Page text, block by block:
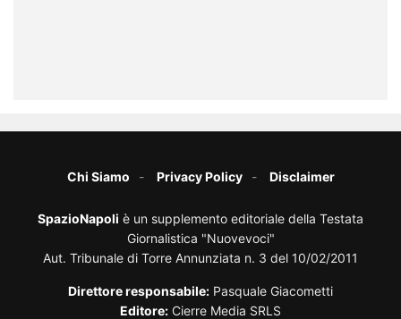
Chi Siamo Privacy Policy Disclaimer
SpazioNapoli è un supplemento editoriale della Testata
Giornalistica "Nuovevoci"
Aut. Tribunale di Torre Annunziata n. 3 del 10/02/2011
Direttore responsabile: Pasquale Giacometti
Editore: Cierre Media SRLS